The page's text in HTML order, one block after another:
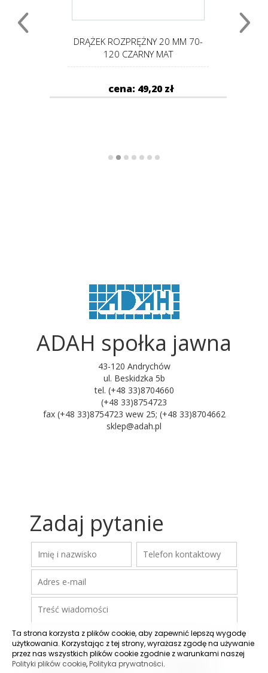
DRĄŻEK ROZPRĘŻNY 20 MM 70-
120 CZARNY MAT
cena: 49,20 zł
ADAH społka jawna
43-120 Andrychów
ul. Beskidzka 5b
tel. (+48 33)8704660
(+48 33)8754723
fax (+48 33)8754723 wew 25; (+48 33)8704662
sklep@adah.pl
Zadaj pytanie
Ta strona korzysta z plików cookie, aby zapewnić lepszą wygodę
użytkowania. Korzystając z tej strony, wyrażasz zgodę na używanie
przez nas wszystkich plików cookie zgodnie z warunkami naszej
Polityki plików cookie, Polityka prywatności.